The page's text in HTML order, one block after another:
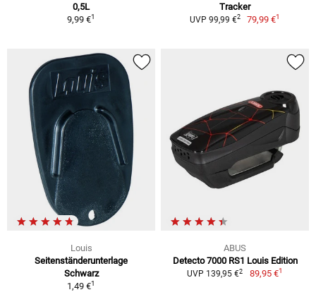
0,5L
9,99 €1
Tracker
UVP 99,99 €2 79,99 €1
Louis
Seitenständerunterlage
Schwarz
1,49 €1
ABUS
Detecto 7000 RS1 Louis Edition
UVP 139,95 €2 89,95 €1